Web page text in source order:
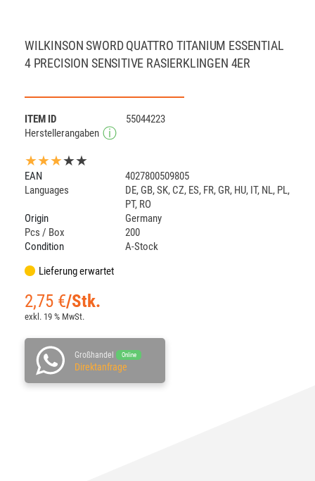
WILKINSON SWORD QUATTRO TITANIUM ESSENTIAL
4 PRECISION SENSITIVE RASIERKLINGEN 4ER
ITEM ID
55044223
Herstellerangaben
★★★★★
EAN
4027800509805
Languages
DE, GB,SK, CZ, ES, FR, GR, HU, IT, NL, PL,
PT, RO
Origin
Germany
Pcs / Box
200
Condition
A-Stock
Lieferung erwartet
2,75 €/Stk.
exkl. 19 % MwSt.
Großhandel Online
Direktanfrage